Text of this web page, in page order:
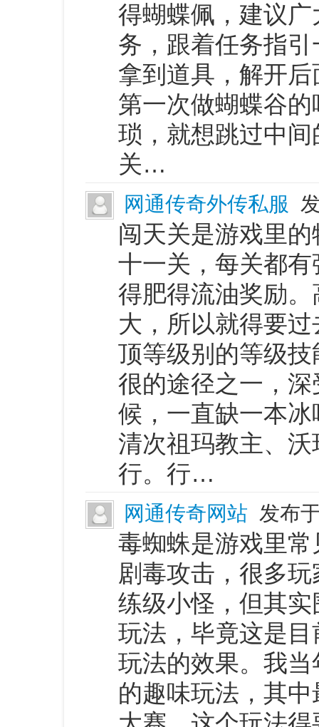
得蝴蝶佩，建议
务，跟着任务指
拿到道具，解开
第一次做蝴蝶谷
琐，就想跳过中
关…
网通传奇外传私服
闯天关是游戏里
十一关，每关都
得肥得流油奖励
大，所以就得要
顶等级别的等级
很的途径之一，
候，一直缺一本
清次祖玛教主、
行。行…
网通传奇网站 发布
毒蜘蛛是游戏里
剧毒攻击，很多
练级小怪，但其
玩法，毕竟这是
玩法的效果。我
的趣味玩法，其